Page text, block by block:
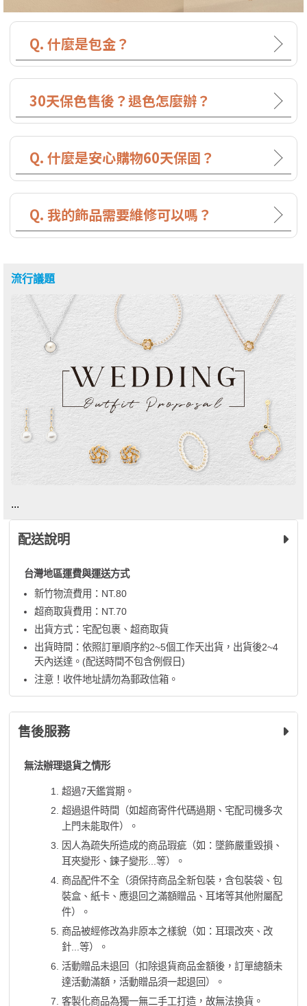
Q. 什麼是包金？
30天保色售後？退色怎麼辦？
Q. 什麼是安心購物60天保固？
Q. 我的飾品需要維修可以嗎？
流行議題
...
配送說明
台灣地區運費與運送方式
新竹物流費用：NT.80
超商取貨費用：NT.70
出貨方式：宅配包裹、超商取貨
出貨時間：依照訂單順序約2~5個工作天出貨，出貨後2~4
天內送達。(配送時間不包含例假日)
注意！收件地址請勿為郵政信箱。
售後服務
無法辦理退貨之情形
超過7天鑑賞期。
超過退件時間（如超商寄件代碼過期、宅配司機多次
上門未能取件）。
因人為疏失所造成的商品瑕疵（如：墜飾嚴重毀損、
耳夾變形、鍊子變形...等）。
商品配件不全（須保持商品全新包裝，含包裝袋、包
裝盒、紙卡、應退回之滿額贈品、耳堵等其他附屬配
件）。
商品被經修改為非原本之樣貌（如：耳環改夾、改
針...等）。
活動贈品未退回（扣除退貨商品金額後，訂單總額未
達活動滿額，活動贈品須一起退回）。
客製化商品為獨一無二手工打造，故無法換貨。